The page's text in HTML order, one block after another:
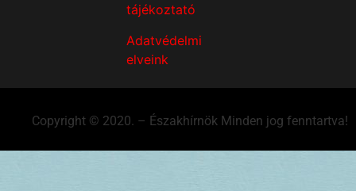
tájékoztató
Adatvédelmi
elveink
Copyright © 2020. – Északhírnök Minden jog fenntartva!